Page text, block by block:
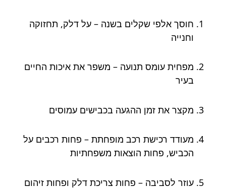
חוסך אלפי שקלים בשנה – על דלק, תחזוקה
וחנייה
מפחית עומס תנועה – משפר את איכות החיים
בעיר
מקצר את זמן ההגעה בכבישים עמוסים
מעודד רכישת רכב מופחתת – פחות רכבים על
הכביש, פחות הוצאות משפחתיות
עוזר לסביבה – פחות צריכת דלק ופחות זיהום